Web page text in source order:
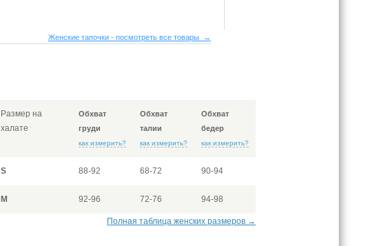
Женские тапочки - посмотреть все товары →
Размер на
халате
Обхват
груди
как измерить?
Обхват
талии
как измерить?
Обхват
бедер
как измерить?
S 88-92 68-72 90-94
M 92-96 72-76 94-98
Полная таблица женских размеров →